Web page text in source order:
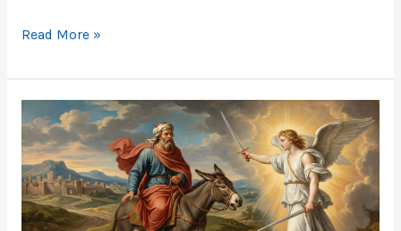
Read More »
A
História
do
Profeta
Balaão:
Lições